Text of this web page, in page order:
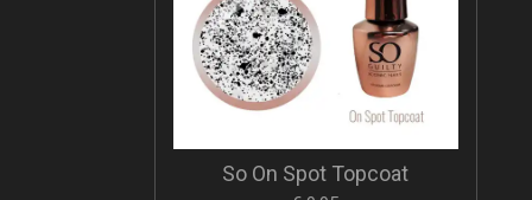
So On Spot Topcoat